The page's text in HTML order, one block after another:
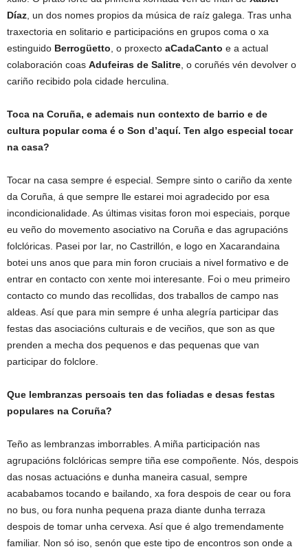
Díaz , un dos nomes propios da música de raíz galega. Tras unha
traxectoria en solitario e participacións en grupos coma o xa
estinguido Berrogüetto , o proxecto aCadaCanto e a actual
colaboración coas Adufeiras de Salitre , o coruñés vén devolver o
cariño recibido pola cidade herculina.
Toca na Coruña, e ademais nun contexto de barrio e de
cultura popular coma é o Son d’aquí. Ten algo especial tocar
na casa?
Tocar na casa sempre é especial. Sempre sinto o cariño da xente
da Coruña, á que sempre lle estarei moi agradecido por esa
incondicionalidade. As últimas visitas foron moi especiais, porque
eu veño do movemento asociativo na Coruña e das agrupacións
folclóricas. Pasei por Iar, no Castrillón, e logo en Xacarandaina
botei uns anos que para min foron cruciais a nivel formativo e de
entrar en contacto con xente moi interesante. Foi o meu primeiro
contacto co mundo das recollidas, dos traballos de campo nas
aldeas. Así que para min sempre é unha alegría participar das
festas das asociacións culturais e de veciños, que son as que
prenden a mecha dos pequenos e das pequenas que van
participar do folclore.
Que lembranzas persoais ten das foliadas e desas festas
populares na Coruña?
Teño as lembranzas imborrables. A miña participación nas
agrupacións folclóricas sempre tiña ese compoñente. Nós, despois
das nosas actuacións e dunha maneira casual, sempre
acababamos tocando e bailando, xa fora despois de cear ou fora
no bus, ou fora nunha pequena praza diante dunha terraza
despois de tomar unha cervexa. Así que é algo tremendamente
familiar. Non só iso, senón que este tipo de encontros son onde a